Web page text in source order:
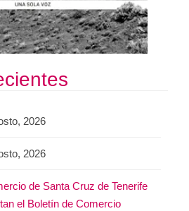
2026
2026
de Santa Cruz de Tenerife
el Boletín de Comercio